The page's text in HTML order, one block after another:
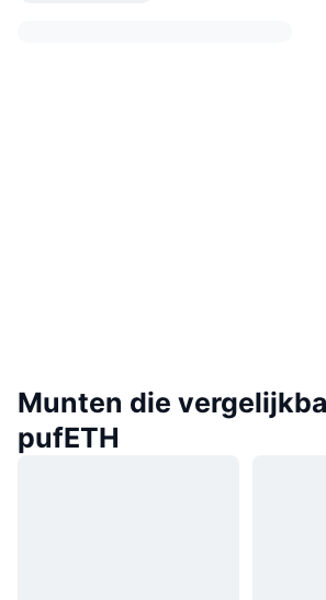
Munten die
pufETH